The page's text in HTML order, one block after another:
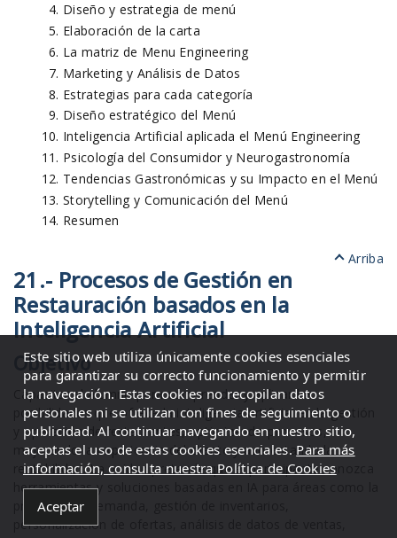
Diseño y estrategia de menú
Elaboración de la carta
La matriz de Menu Engineering
Marketing y Análisis de Datos
Estrategias para cada categoría
Diseño estratégico del Menú
Inteligencia Artificial aplicada el Menú Engineering
Psicología del Consumidor y Neurogastronomía
Tendencias Gastronómicas y su Impacto en el Menú
Storytelling y Comunicación del Menú
Resumen
Arriba
21.- Procesos de Gestión en
Restauración basados en la
Inteligencia Artificial
Objetivo
Capacitar al alumno para comprender y aplicar las
posibilidades que ofrece la inteligencia artificial en la gestión
y operación de restaurantes, optimizando procesos,
mejorando la experiencia del cliente y aumentando la
rentabilidad. La unidad pretende que el participante conozca
herramientas y soluciones basadas en IA para áreas como la
previsión de demanda, gestión de inventarios,
personalización de ofertas, análisis de datos de ventas,
Este sitio web utiliza únicamente cookies esenciales
para garantizar su correcto funcionamiento y permitir
la navegación. Estas cookies no recopilan datos
personales ni se utilizan con fines de seguimiento o
publicidad. Al continuar navegando en nuestro sitio,
aceptas el uso de estas cookies esenciales. Para más
información, consulta nuestra Política de Cookies
Aceptar